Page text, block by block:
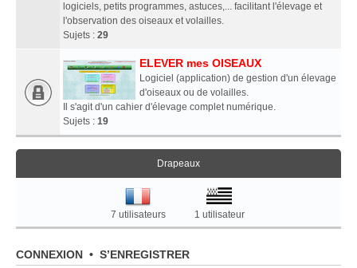
logiciels, petits programmes, astuces,... facilitant l'élevage et
l'observation des oiseaux et volailles.
Sujets : 29
ELEVER mes OISEAUX
Logiciel (application) de gestion d'un élevage
d'oiseaux ou de volailles.
Il s'agit d'un cahier d'élevage complet numérique.
Sujets : 19
Drapeaux
7 utilisateurs 1 utilisateur
CONNEXION • S’ENREGISTRER